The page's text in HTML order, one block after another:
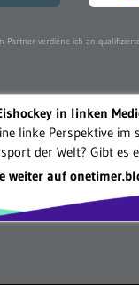
Partner verdiene ich an
in linken
linke Perspektive im
der Welt? Gibt es
weiter auf